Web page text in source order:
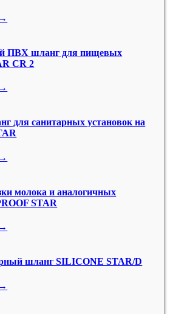
ПВХ шланг для пищевых
CR 2
для санитарных установок на
молока и аналогичных
STAR
шланг SILICONE STAR/D